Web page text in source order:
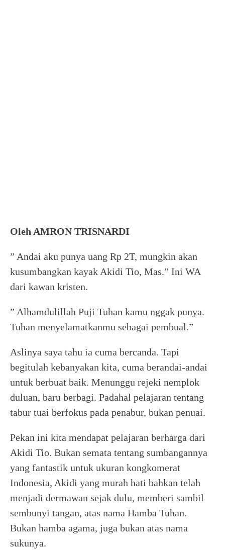
Oleh AMRON TRISNARDI
” Andai aku punya uang Rp 2T, mungkin akan
kusumbangkan kayak Akidi Tio, Mas.” Ini WA
dari kawan kristen.
” Alhamdulillah Puji Tuhan kamu nggak punya.
Tuhan menyelamatkanmu sebagai pembual.”
Aslinya saya tahu ia cuma bercanda. Tapi
begitulah kebanyakan kita, cuma berandai-andai
untuk berbuat baik. Menunggu rejeki nemplok
duluan, baru berbagi. Padahal pelajaran tentang
tabur tuai berfokus pada penabur, bukan penuai.
Pekan ini kita mendapat pelajaran berharga dari
Akidi Tio. Bukan semata tentang sumbangannya
yang fantastik untuk ukuran kongkomerat
Indonesia, Akidi yang murah hati bahkan telah
menjadi dermawan sejak dulu, memberi sambil
sembunyi tangan, atas nama Hamba Tuhan.
Bukan hamba agama, juga bukan atas nama
sukunya.